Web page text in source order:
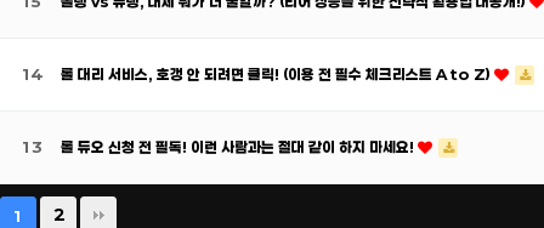
14 롤 대리 서비스, 호갱 안 되려면 클릭! (이용 전 필수 체크리스트 A to Z)
13 롤 듀오 신청 전 필독! 이런 사람과는 절대 같이 하지 마세요!
1 2